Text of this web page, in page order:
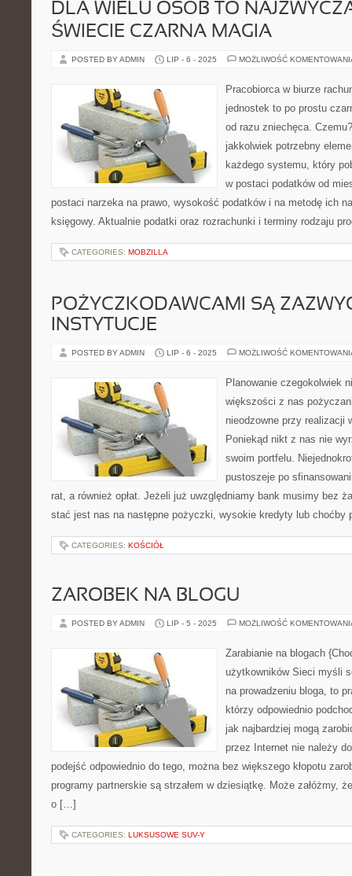
DLA WIELU OSÓB TO
ŚWIECIE CZARNA MAGIA
POSTED BY ADMIN LIP - 6 - 2025 MOŻLIWOŚĆ
Pracobiorca w biurze
jednostek to po prostu
od razu zniechęca.
jakkolwiek potrzebny
każdego systemu, który
w postaci podatków od
postaci narzeka na prawo, wysokość podatków i na metodę ich
księgowy. Aktualnie podatki oraz rozrachunki i terminy rodzaju
CATEGORIES: MOBZILLA
POŻYCZKODAWCAMI SĄ
INSTYTUCJE
POSTED BY ADMIN LIP - 6 - 2025 MOŻLIWOŚĆ
Planowanie czegokolwiek
większości z nas
nieodzowne przy realizacji
Poniekąd nikt z nas nie
swoim portfelu.
pustoszeje po
rat, a również opłat. Jeżeli już uwzględniamy bank musimy bez
stać jest nas na następne pożyczki, wysokie kredyty lub
CATEGORIES: KOŚCIÓŁ
ZAROBEK NA BLOGU
POSTED BY ADMIN LIP - 5 - 2025 MOŻLIWOŚĆ
Zarabianie na blogach
użytkowników Sieci myśli
na prowadzeniu bloga, to
którzy odpowiednio
jak najbardziej mogą
przez Internet nie należy
podejść odpowiednio do tego, można bez większego kłopotu
programy partnerskie są strzałem w dziesiątkę. Może załóżmy,
o […]
CATEGORIES: LUKSUSOWE SUV-Y